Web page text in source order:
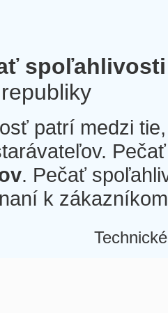
spoľahlivosti
patrí medzi
. Pečať
k